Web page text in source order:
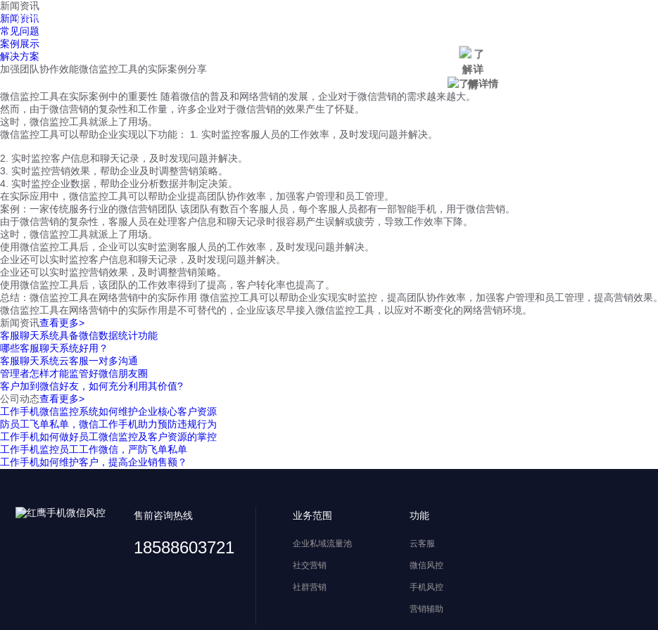
红鹰工作手机
新闻资讯
新闻资讯
常见问题
案例展示
解决方案
加强团队协作效能微信监控工具的实际案例分享
微信监控工具在实际案例中的重要性 随着微信的普及和网络营销的发展，企业对于微信营销的需求越来越大。
然而，由于微信营销的复杂性和工作量，许多企业对于微信营销的效果产生了怀疑。
这时，微信监控工具就派上了用场。
微信监控工具可以帮助企业实现以下功能： 1. 实时监控客服人员的工作效率，及时发现问题并解决。
2. 实时监控客户信息和聊天记录，及时发现问题并解决。
3. 实时监控营销效果，帮助企业及时调整营销策略。
4. 实时监控企业数据，帮助企业分析数据并制定决策。
在实际应用中，微信监控工具可以帮助企业提高团队协作效率，加强客户管理和员工管理。
案例：一家传统服务行业的微信营销团队 该团队有数百个客服人员，每个客服人员都有一部智能手机，用于微信营销。
由于微信营销的复杂性，客服人员在处理客户信息和聊天记录时很容易产生误解或疲劳，导致工作效率下降。
这时，微信监控工具就派上了用场。
使用微信监控工具后，企业可以实时监测客服人员的工作效率，及时发现问题并解决。
企业还可以实时监控客户信息和聊天记录，及时发现问题并解决。
企业还可以实时监控营销效果，及时调整营销策略。
使用微信监控工具后，该团队的工作效率得到了提高，客户转化率也提高了。
总结：微信监控工具在网络营销中的实际作用 微信监控工具可以帮助企业实现实时监控，提高团队协作效率，加强客户管理和员工管理，提高营销效果。
微信监控工具在网络营销中的实际作用是不可替代的，企业应该尽早接入微信监控工具，以应对不断变化的网络营销环境。
新闻资讯查看更多>
客服聊天系统具备微信数据统计功能
哪些客服聊天系统好用？
客服聊天系统云客服一对多沟通
管理者怎样才能监管好微信朋友圈
客户加到微信好友，如何充分利用其价值?
公司动态查看更多>
工作手机微信监控系统如何维护企业核心客户资源
防员工飞单私单，微信工作手机助力预防违规行为
工作手机如何做好员工微信监控及客户资源的掌控
工作手机监控员工工作微信，严防飞单私单
工作手机如何维护客户，提高企业销售额？
售前咨询热线
18588603721
业务范围
企业私域流量池
社交营销
社群营销
功能
云客服
微信风控
手机风控
营销辅助